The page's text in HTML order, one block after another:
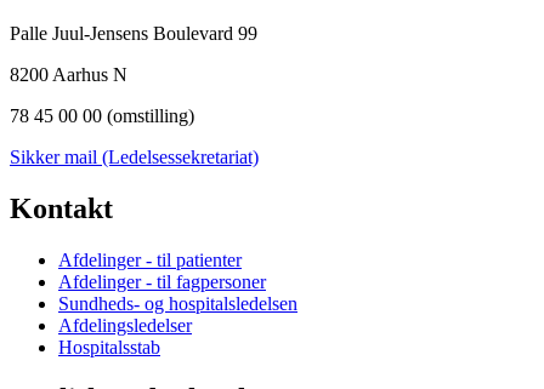
Palle Juul-Jensens Boulevard 99
8200 Aarhus N
78 45 00 00 (omstilling)
Sikker mail (Ledelsessekretariat)
Kontakt
Afdelinger - til patienter
Afdelinger - til fagpersoner
Sundheds- og hospitalsledelsen
Afdelingsledelser
Hospitalsstab